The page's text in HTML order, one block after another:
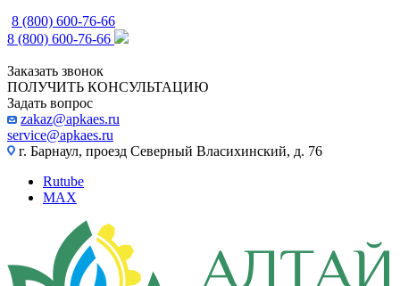
8 (800) 600-76-66
8 (800) 600-76-66
Заказать звонок
ПОЛУЧИТЬ КОНСУЛЬТАЦИЮ
Задать вопрос
zakaz@apkaes.ru
service@apkaes.ru
г. Барнаул, проезд Северный Власихинский, д. 76
Rutube
MAX